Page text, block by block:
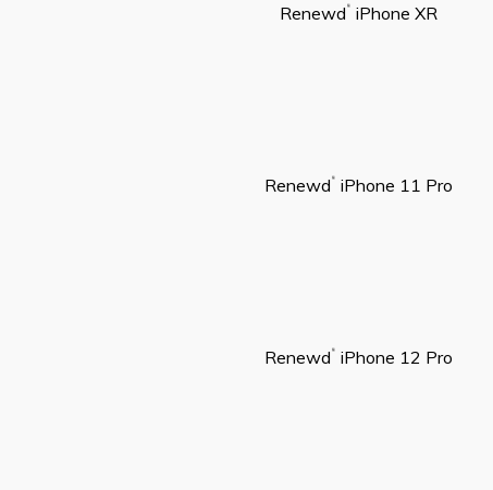
Renewd ® iPhone XR
Renewd ® iPhone 11 Pro
Renewd ® iPhone 12 Pro